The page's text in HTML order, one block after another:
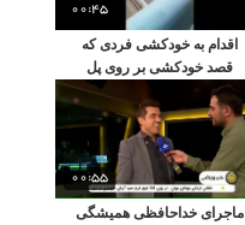
00:45
اقدام به خودکشی فردی که
قصد خودکشی بر روی پل
پیروزی را داشت + ویدیو
00:55
ماجرای خداحافظی همیشگی